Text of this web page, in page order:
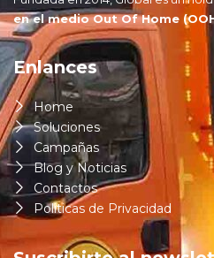
enelmedio Out Of Home
Enlances
Home
Soluciones
Campañas
Blog y Noticias
Contactos
Politicas de Privacidad